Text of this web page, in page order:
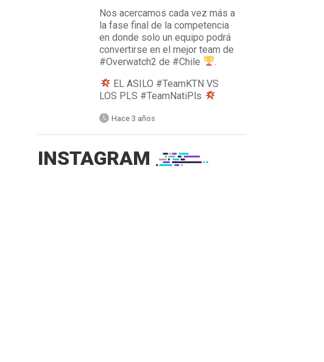
Nos acercamos cada vez más a
la fase final de la competencia
en donde solo un equipo podrá
convertirse en el mejor team de
#Overwatch2 de #Chile
EL ASILO #TeamKTN VS
LOS PLS #TeamNatiPls
Hace 3 años
INSTAGRAM